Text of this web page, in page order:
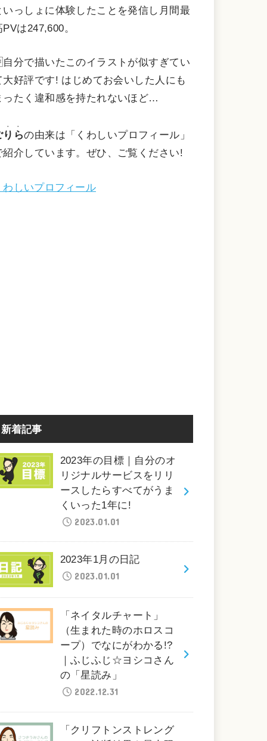
いっしょに体験したことを発信し月間最
PVは247,600。
分で描いたこのイラストが似すぎてい
大好評です! はじめてお会いした人にも
ったく違和感を持たれないほど…
りら
・・
の由来は「くわしいプロフィール」
紹介しています。ぜひ、ご覧ください!
わしいプロフィール
新着記事
2023年の目標｜自分のオ
リジナルサービスをリリ
ースしたらすべてがうま
くいった1年に!
2023.01.01
2023年1月の日記
2023.01.01
「ネイタルチャート」
（生まれた時のホロスコ
ープ）でなにがわかる!?
｜ふじふじ☆ヨシコさん
の「星読み」
2022.12.31
「クリフトンストレング